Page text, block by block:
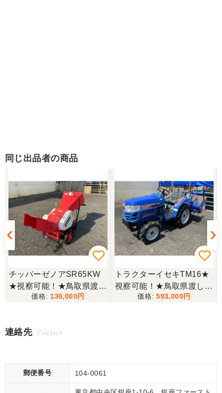
同じ出品者の商品
チッパーゼノアSR65KW
★視察可能！★鳥取県渡し
ゼノア チッパー SR65KW
現状渡し【P11165139】
130,000
トラクターイセキTM16★
視察可能！★鳥取県渡し
イセキ トラクター TM16 1
593,000
連絡先 Contact
郵便番号 104-0061